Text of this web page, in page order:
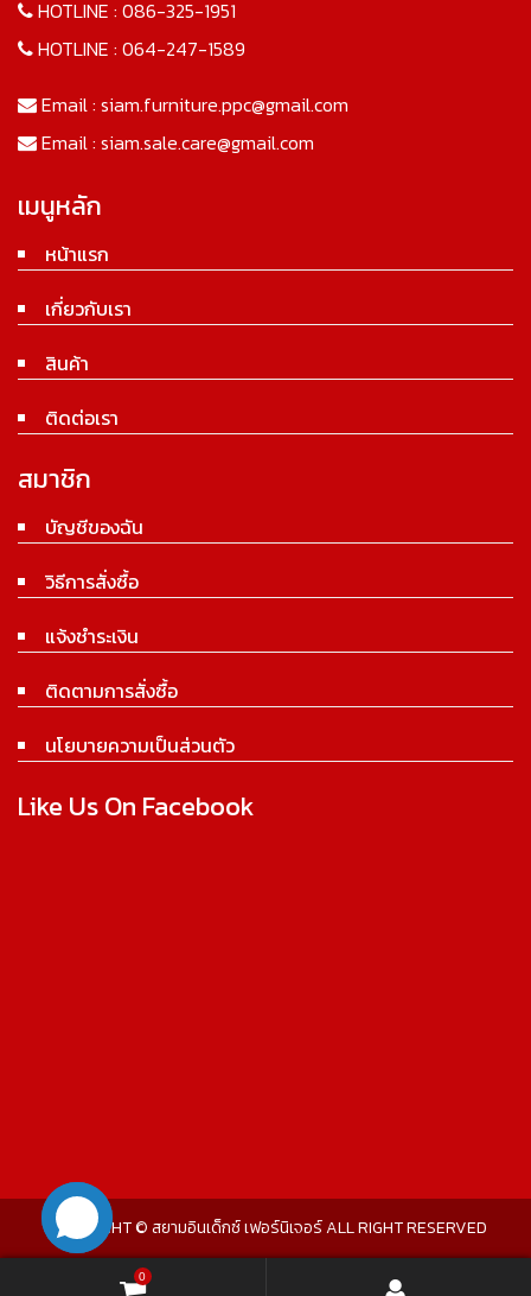
HOTLINE : 086-325-1951
HOTLINE : 064-247-1589
Email : siam.furniture.ppc@gmail.com
Email : siam.sale.care@gmail.com
เมนูหลัก
หน้าแรก
เกี่ยวกับเรา
สินค้า
ติดต่อเรา
สมาชิก
บัญชีของฉัน
วิธีการสั่งซื้อ
แจ้งชำระเงิน
ติดตามการสั่งซื้อ
นโยบายความเป็นส่วนตัว
Like Us On Facebook
COPYRIGHT © สยามอินเด็กซ์ เฟอร์นิเจอร์ ALL RIGHT RESERVED
0